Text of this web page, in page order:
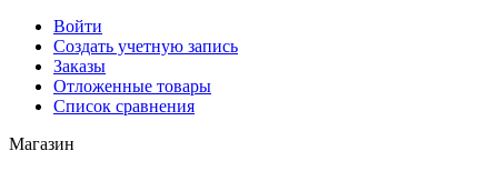
Войти
Создать учетную запись
Заказы
Отложенные товары
Список сравнения
Магазин